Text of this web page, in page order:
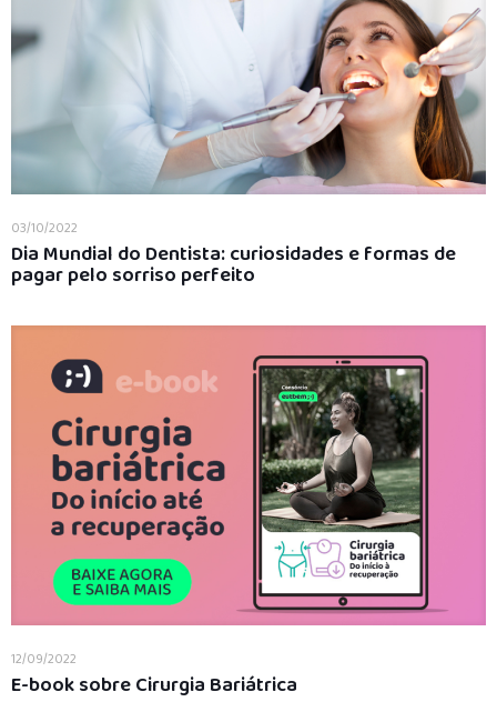
03/10/2022
Dia Mundial do Dentista: curiosidades e formas de
pagar pelo sorriso perfeito
12/09/2022
E-book sobre Cirurgia Bariátrica